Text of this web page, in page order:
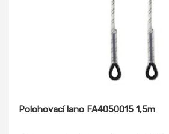
Polohovací lano FA4050015 1,5m